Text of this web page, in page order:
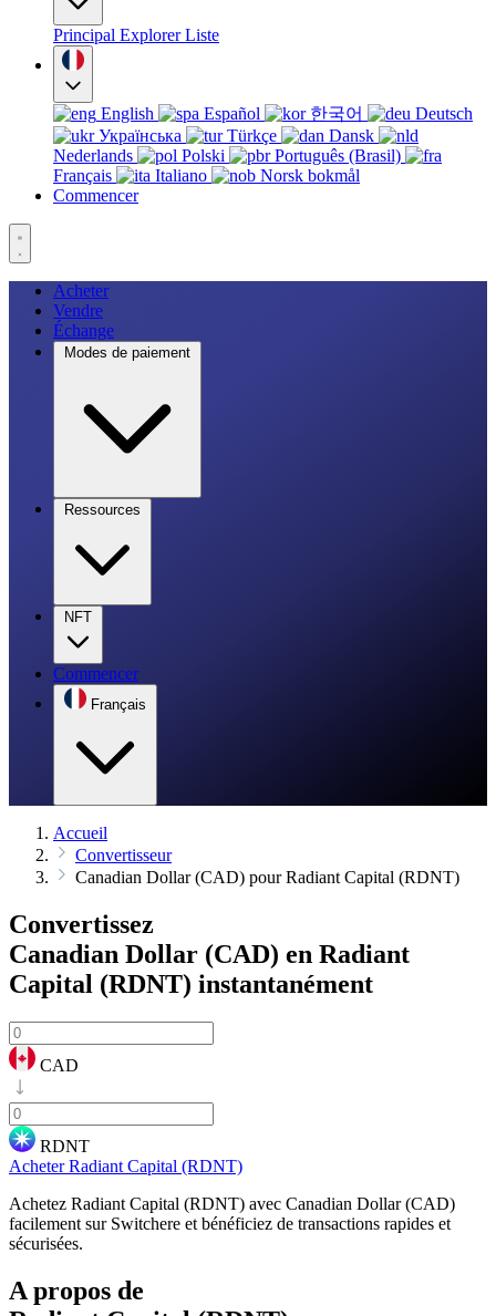
Principal ExplorerListe
English Español 한국어
Deutsch
Українська
Türkçe
Dansk
Nederlands
Polski
Português (Brasil)
Français
Italiano
Norsk bokmål
Commencer
Acheter
Vendre
Échange
Modes de paiement
Ressources
NFT
Commencer
Français
Accueil
Convertisseur
Canadian Dollar (CAD) pour Radiant Capital (RDNT)
Convertissez
Canadian Dollar (CAD) en Radiant
Capital (RDNT) instantanément
CAD
RDNT
Acheter Radiant Capital (RDNT)
Achetez Radiant Capital (RDNT) avec Canadian Dollar (CAD)
facilement sur Switchere et bénéficiez de transactions rapides et
sécurisées.
A propos de